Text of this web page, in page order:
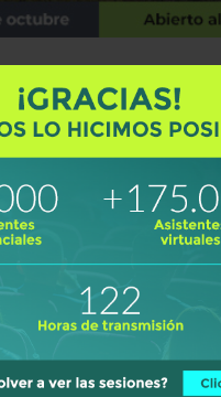
Impact Talks
Conferencias y ponencias